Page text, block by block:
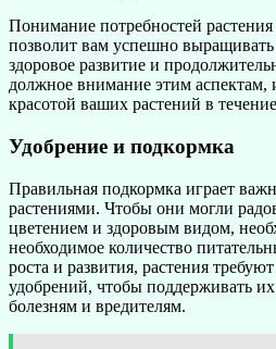
Понимание потребностей
позволит вам успешно выращивать
здоровое развитие и
должное внимание этим аспектам,
красотой ваших растений в
Удобрение и подкормка
Правильная подкормка играет
растениями. Чтобы они могли
цветением и здоровым видом,
необходимое количество
роста и развития, растения
удобрений, чтобы поддерживать
болезням и вредителям.